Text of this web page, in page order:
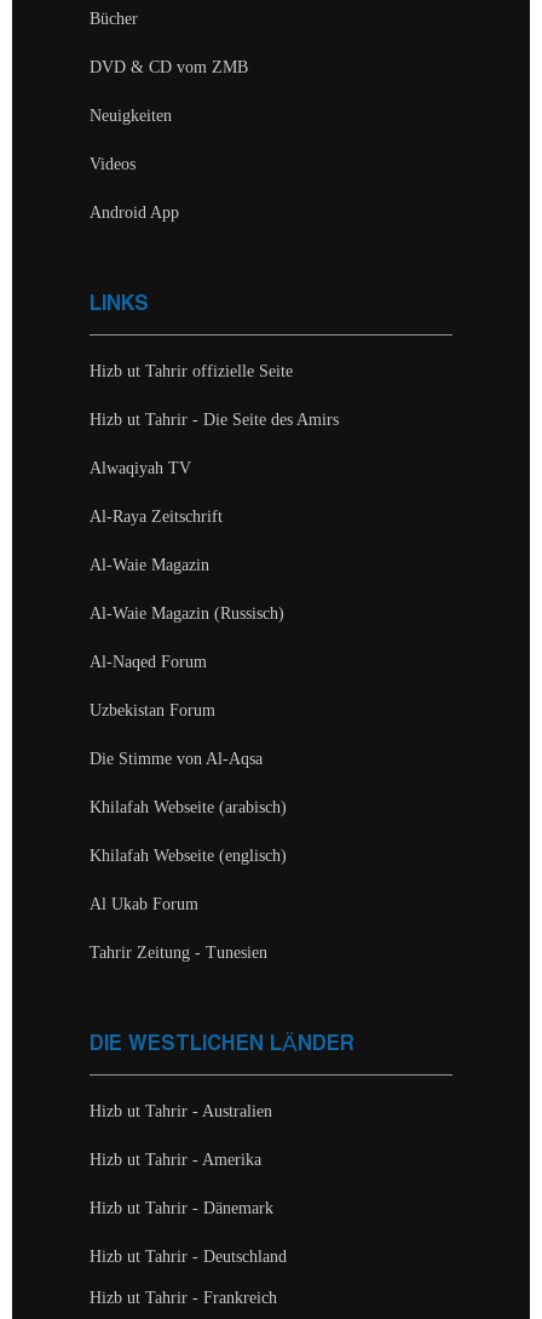
Bücher
DVD & CD vom ZMB
Neuigkeiten
Videos
Android App
LINKS
Hizb ut Tahrir offizielle Seite
Hizb ut Tahrir - Die Seite des Amirs
Alwaqiyah TV
Al-Raya Zeitschrift
Al-Waie Magazin
Al-Waie Magazin (Russisch)
Al-Naqed Forum
Uzbekistan Forum
Die Stimme von Al-Aqsa
Khilafah Webseite (arabisch)
Khilafah Webseite (englisch)
Al Ukab Forum
Tahrir Zeitung - Tunesien
DIE WESTLICHEN LÄNDER
Hizb ut Tahrir - Australien
Hizb ut Tahrir - Amerika
Hizb ut Tahrir - Dänemark
Hizb ut Tahrir - Deutschland
Hizb ut Tahrir - Frankreich